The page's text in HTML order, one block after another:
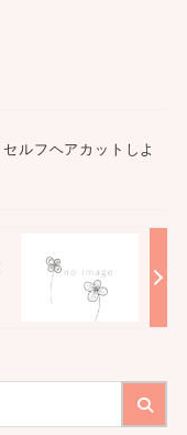
ルフヘアカットしよ